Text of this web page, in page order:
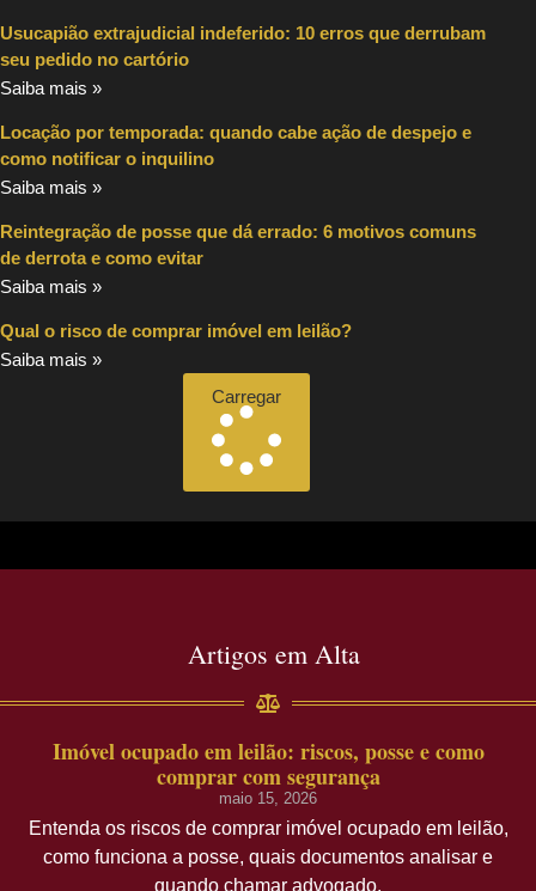
Usucapião extrajudicial indeferido: 10 erros que derrubam
seu pedido no cartório
Saiba mais »
Locação por temporada: quando cabe ação de despejo e
como notificar o inquilino
Saiba mais »
Reintegração de posse que dá errado: 6 motivos comuns
de derrota e como evitar
Saiba mais »
Qual o risco de comprar imóvel em leilão?
Saiba mais »
Carregar
Artigos em Alta
Imóvel ocupado em leilão: riscos, posse e como
comprar com segurança
maio 15, 2026
Entenda os riscos de comprar imóvel ocupado em leilão,
como funciona a posse, quais documentos analisar e
quando chamar advogado.